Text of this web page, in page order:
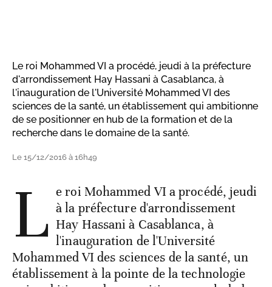
Le roi Mohammed VI a procédé, jeudi à la préfecture
d'arrondissement Hay Hassani à Casablanca, à
l'inauguration de l'Université Mohammed VI des
sciences de la santé, un établissement qui ambitionne
de se positionner en hub de la formation et de la
recherche dans le domaine de la santé.
Le 15/12/2016 à 16h49
L e roi Mohammed VI a procédé, jeudi
à la préfecture d'arrondissement
Hay Hassani à Casablanca, à
l'inauguration de l'Université
Mohammed VI des sciences de la santé, un
établissement à la pointe de la technologie